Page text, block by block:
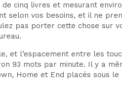
cinq livres et mesurant
selon vos besoins, et il ne
pas porter cette chose sur
et l’espacement entre les
93 mots par minute. Il y a
Home et End placés sous le